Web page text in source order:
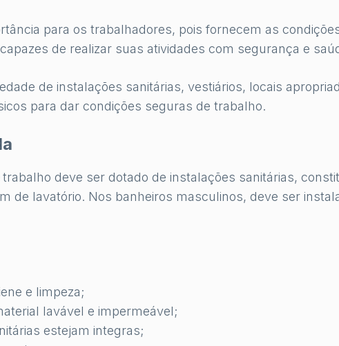
para os trabalhadores, pois fornecem as
de realizar suas atividades com segurança e
de instalações sanitárias, vestiários, locais
para dar condições seguras de trabalho.
deve ser dotado de instalações sanitárias,
de lavatório. Nos banheiros masculinos, deve ser
e limpeza;
lavável e impermeável;
estejam integras;